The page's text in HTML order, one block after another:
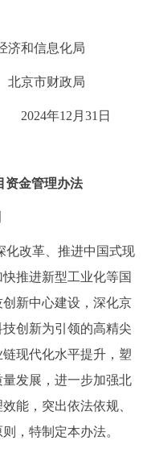
我要建议
视频北京
РУССКИЙ ЯЗЫК
PORTUGUÊS
经济和信息化局
北京市财政局
2024年12月31日
资金管理办法
改革、推进中国式现
推进新型工业化等国
新中心建设，深化京
创新为引领的高精尖
现代化水平提升，塑
发展，进一步加强北
能，突出依法依规、
，特制定本办法。